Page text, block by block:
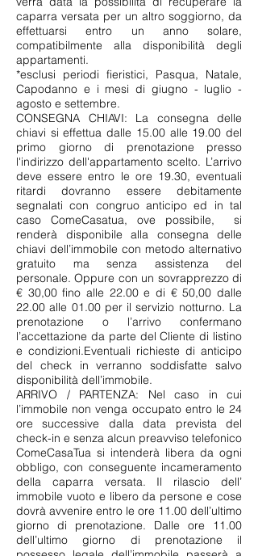
caparra versata per un altro soggiorno, da
effettuarsi entro un anno solare,
compatibilmente alla disponibilità degli
appartamenti.
*esclusi periodi fieristici, Pasqua, Natale,
Capodanno e i mesi di giugno - luglio -
agosto e settembre.
CONSEGNA CHIAVI: La consegna delle
chiavi si effettua dalle 15.00 alle 19.00 del
primo giorno di prenotazione presso
l'indirizzo dell'appartamento scelto. L’arrivo
deve essere entro le ore 19.30, eventuali
ritardi dovranno essere debitamente
segnalati con congruo anticipo ed in tal
caso ComeCasatua, ove possibile, si
renderà disponibile alla consegna delle
chiavi dell’immobile con metodo alternativo
gratuito ma senza assistenza del
personale. Oppure con un sovrapprezzo di
€ 30,00 fino alle 22.00 e di € 50,00 dalle
22.00 alle 01.00 per il servizio notturno. La
prenotazione o l’arrivo confermano
l’accettazione da parte del Cliente di listino
e condizioni.Eventuali richieste di anticipo
del check in verranno soddisfatte salvo
disponibilità dell’immobile.
ARRIVO / PARTENZA: Nel caso in cui
l’immobile non venga occupato entro le 24
ore successive dalla data prevista del
check-in e senza alcun preavviso telefonico
ComeCasaTua si intenderà libera da ogni
obbligo, con conseguente incameramento
della caparra versata. Il rilascio dell’
immobile vuoto e libero da persone e cose
dovrà avvenire entro le ore 11.00 dell’ultimo
giorno di prenotazione. Dalle ore 11.00
dell’ultimo giorno di prenotazione il